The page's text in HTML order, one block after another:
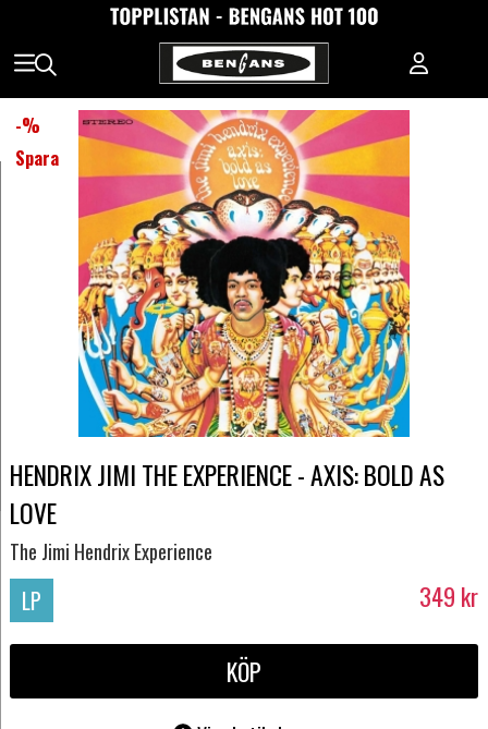
-%
Spara
HENDRIX JIMI THE EXPERIENCE - AXIS: BOLD AS
LOVE
The Jimi Hendrix Experience
LP 349 kr
KÖP